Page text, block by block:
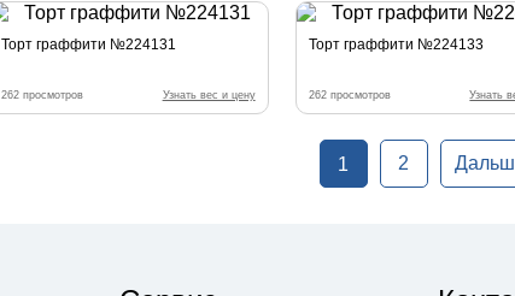
Торт граффити №224131
262 просмотров Узнать вес и цену
Торт граффити №224133
262 просмотров Узнать
1 2